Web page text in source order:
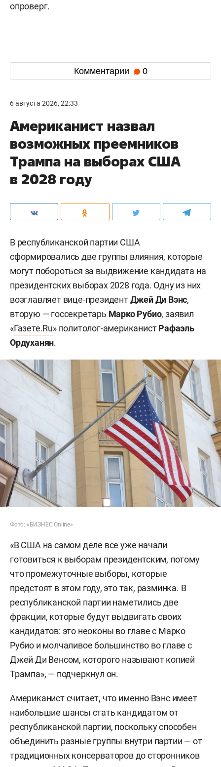
опроверг.
Комментарии 0
6 августа 2026, 22:33
Американист назвал
возможных преемников
Трампа на выборах США
в 2028 году
В республиканской партии США
сформировались две группы влияния, которые
могут побороться за выдвижение кандидата на
президентских выборах 2028 года. Одну из них
возглавляет вице-президентДжей Ди Вэнс,
вторую — госсекретарь Марко Рубио, заявил
«Газете.Ru» политолог-американистРафаэль
Ордуханян.
Фото: «БИЗНЕС Online»
«В США на самом деле все уже начали
готовиться к выборам президентским, потому
что промежуточные выборы, которые
предстоят в этом году, это так, разминка. В
республиканской партии наметились две
фракции, которые будут выдвигать своих
кандидатов: это неоконы во главе с Марко
Рубио и молчаливое большинство во главе с
Джей Ди Венсом, которого называют копией
Трампа», — подчеркнул он.
Американист считает, что именно Вэнс имеет
наибольшие шансы стать кандидатом от
республиканской партии, поскольку способен
объединить разные группы внутри партии — от
традиционных консерваторов до сторонников